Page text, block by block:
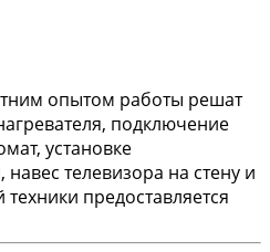
опытом работы решат
подключение
установке
телевизора на стену и
предоставляется